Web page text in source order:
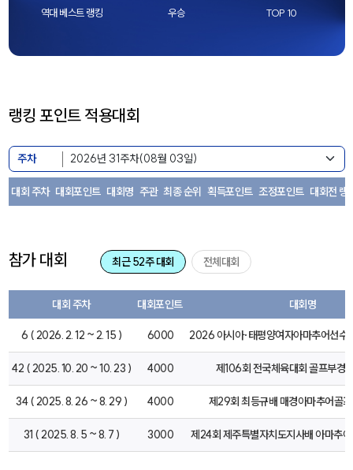
역대 베스트 랭킹 우승 TOP 10
랭킹 포인트 적용대회
주차
대회 주차 대회포인트 대회명 주관 최종 순위 획득포인트 조정포인트 대회전 랭
참가 대회 최근 52주 대회 전체대회
대회 주차 대회포인트 대회명
6 ( 2026. 2. 12 ~ 2. 15 ) 6000 2026 아시아·태평양여자아마추어선
42 ( 2025. 10. 20 ~ 10. 23 ) 4000 제106회 전국체육대회 골프부경
34 ( 2025. 8. 26 ~ 8. 29 ) 4000 제29회 최등규배 매경아마추어골
31 ( 2025. 8. 5 ~ 8. 7 ) 3000 제24회 제주특별자치도지사배 아마추